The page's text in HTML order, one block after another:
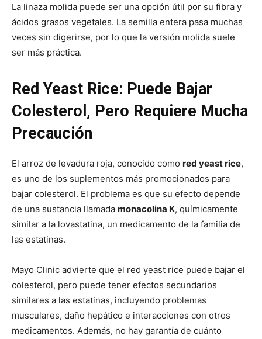
La linaza molida puede ser una opción útil por su fibra y
ácidos grasos vegetales. La semilla entera pasa muchas
veces sin digerirse, por lo que la versión molida suele
ser más práctica.
Red Yeast Rice: Puede Bajar
Colesterol, Pero Requiere Mucha
Precaución
El arroz de levadura roja, conocido como red yeast rice,
es uno de los suplementos más promocionados para
bajar colesterol. El problema es que su efecto depende
de una sustancia llamada monacolina K, químicamente
similar a la lovastatina, un medicamento de la familia de
las estatinas.
Mayo Clinic advierte que el red yeast rice puede bajar el
colesterol, pero puede tener efectos secundarios
similares a las estatinas, incluyendo problemas
musculares, daño hepático e interacciones con otros
medicamentos. Además, no hay garantía de cuánto